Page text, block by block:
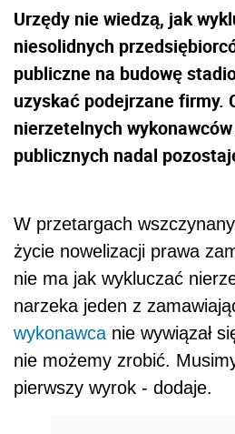
Urzędy nie wiedzą, jak
niesolidnych
publiczne na budowę
uzyskać podejrzane firmy.
nierzetelnych
publicznych nadal
W przetargach
życie nowelizacji prawa
nie ma jak wykluczać
narzeka jeden z
wykonawca nie wywiązał
nie możemy zrobić.
pierwszy wyrok - dodaje.